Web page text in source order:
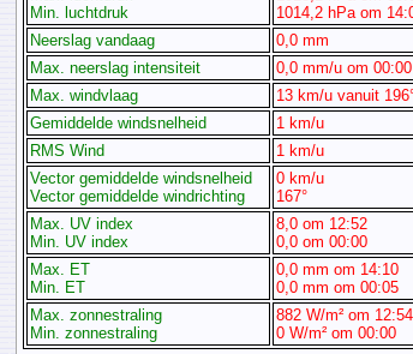
Min. luchtdruk
1014,2 hPa om
Neerslag vandaag
0,0 mm
Max. neerslag intensiteit
0,0 mm/u om 00:00
Max. windvlaag
13 km/u vanuit
Gemiddelde windsnelheid
1 km/u
RMS Wind
1 km/u
Vector gemiddelde windsnelheid
Vector gemiddelde windrichting
0 km/u
167°
Max. UV index
Min. UV index
8,0 om 12:52
0,0 om 00:00
Max. ET
Min. ET
0,0 mm om 14:10
0,0 mm om 00:05
Max. zonnestraling
Min. zonnestraling
882 W/m² om 12:54
0 W/m² om 00:00